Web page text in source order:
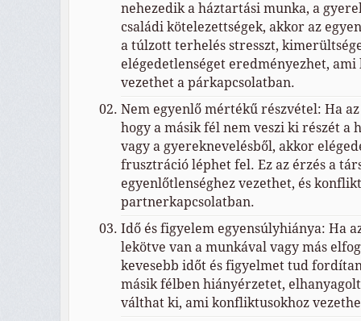
nehezedik a háztartási munka, a
családi kötelezettségek, akkor az
a túlzott terhelés stresszt,
elégedetlenséget eredményezhet,
vezethet a párkapcsolatban.
Nem egyenlő mértékű részvétel: Ha
hogy a másik fél nem veszi ki részét a
vagy a gyereknevelésből, akkor
frusztráció léphet fel. Ez az érzés a
egyenlőtlenséghez vezethet, és
partnerkapcsolatban.
Idő és figyelem egyensúlyhiánya: Ha
lekötve van a munkával vagy más
kevesebb időt és figyelmet tud
másik félben hiányérzetet,
válthat ki, ami konfliktusokhoz